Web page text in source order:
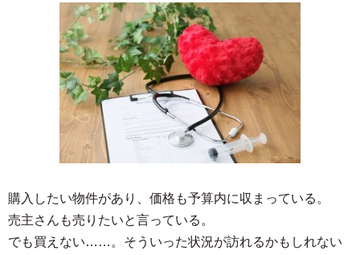
購入したい物件があり、価格も予算内に収まっている。
売主さんも売りたいと言っている。
でも買えない……。そういった状況が訪れるかもしれない